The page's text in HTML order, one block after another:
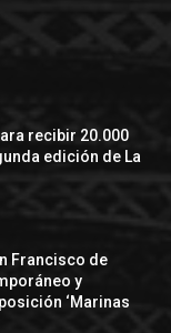
recibir 20.000
edición de La
Francisco de
y
‘Marinas